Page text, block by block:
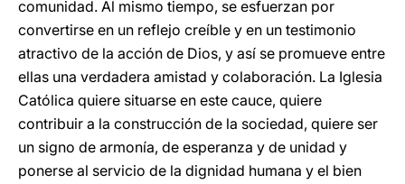
comunidad. Al mismo tiempo, se esfuerzan por
convertirse en un reflejo creíble y en un testimonio
atractivo de la acción de Dios, y así se promueve entre
ellas una verdadera amistad y colaboración. La Iglesia
Católica quiere situarse en este cauce, quiere
contribuir a la construcción de la sociedad, quiere ser
un signo de armonía, de esperanza y de unidad y
ponerse al servicio de la dignidad humana y el bien